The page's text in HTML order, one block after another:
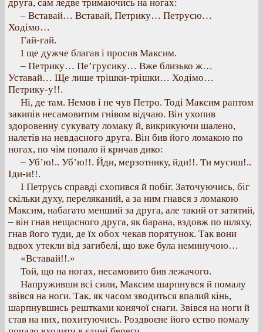
друга, сам ледве тримаючись на ногах:
– Вставай… Вставай, Петрику… Петрусю…
Ходімо…
Гай-гай.
І ще дужче благав і просив Максим.
– Петрику… Пе’грусику… Вже близько ж…
Уставай… Ще лише трішки-трішки… Ходімо…
Петрику-у!!.
Ні, де там. Немов і не чув Петро. Тоді Максим раптом
закипів несамовитим гнівом відчаю. Він ухопив
здоровенну сукувату ломаку й, викрикуючи шалено,
налетів на невдасного друга. Він бив його ломакою по
ногах, по чім попало й кричав дико:
– Уб’ю!.. Уб’ю!!. Йди, мерзотнику, йди!!. Ти мусиш!..
Іди-и!!.
І Петрусь справді схопився й побіг. Заточуючись, біг
скільки духу, переляканий, а за ним гнався з ломакою
Максим, набагато менший за друга, але такий от затятий,
– він гнав нещасного друга, як барана, вздовж по шляху,
гнав його туди, де їх обох чекав порятунок. Так вони
вдвох утекли від загибелі, що вже була неминучою…
«Вставай!!.»
Той, що на ногах, несамовито бив лежачого.
Напруживши всі сили, Максим шарпнувся й помалу
звівся на ноги. Так, як часом зводиться впалий кінь,
шарпнувшись рештками конячої снаги. Звівся на ноги й
став на них, похитуючись. Роздвоєне його єство помалу